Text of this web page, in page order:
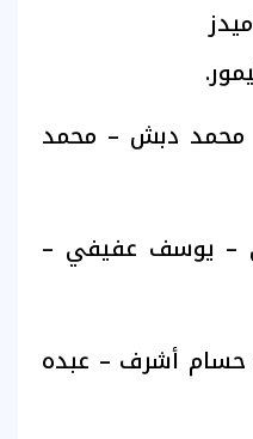
محمد دبش – محمد
– يوسف عفيفي –
أشرف – عبده